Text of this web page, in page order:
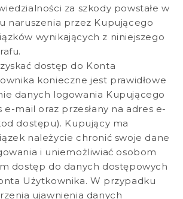
za szkody powstałe w
naruszenia przez Kupującego
wynikających z niniejszego
dostęp do Konta
konieczne jest prawidłowe
danych logowania Kupującego
e-mail oraz przesłany na adres e-
dostępu). Kupujący ma
należycie chronić swoje dane
i uniemożliwiać osobom
dostęp do danych dostępowych
Użytkownika. W przypadku
ujawnienia danych